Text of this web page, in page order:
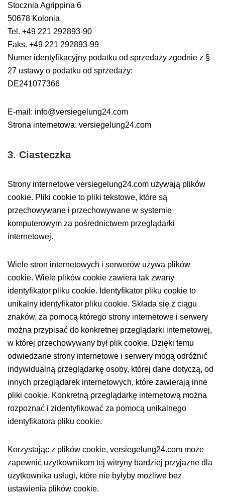
Stocznia Agrippina 6
50678 Kolonia
Tel. +49 221 292893-90
Faks. +49 221 292893-99
Numer identyfikacyjny podatku od sprzedaży zgodnie z §
27 ustawy o podatku od sprzedaży:
DE241077366
E-mail: info@versiegelung24.com
Strona internetowa: versiegelung24.com
3. Ciasteczka
Strony internetowe versiegelung24.com używają plików
cookie. Pliki cookie to pliki tekstowe, które są
przechowywane i przechowywane w systemie
komputerowym za pośrednictwem przeglądarki
internetowej.
Wiele stron internetowych i serwerów używa plików
cookie. Wiele plików cookie zawiera tak zwany
identyfikator pliku cookie. Identyfikator pliku cookie to
unikalny identyfikator pliku cookie. Składa się z ciągu
znaków, za pomocą którego strony internetowe i serwery
można przypisać do konkretnej przeglądarki internetowej,
w której przechowywany był plik cookie. Dzięki temu
odwiedzane strony internetowe i serwery mogą odróżnić
indywidualną przeglądarkę osoby, której dane dotyczą, od
innych przeglądarek internetowych, które zawierają inne
pliki cookie. Konkretną przeglądarkę internetową można
rozpoznać i zidentyfikować za pomocą unikalnego
identyfikatora pliku cookie.
Korzystając z plików cookie, versiegelung24.com może
zapewnić użytkownikom tej witryny bardziej przyjazne dla
użytkownika usługi, które nie byłyby możliwe bez
ustawienia plików cookie.